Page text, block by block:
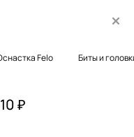
Felo Биты и
₽